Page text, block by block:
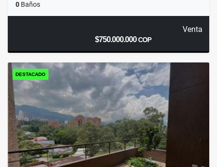
0 Baños
Venta
$750.000.000COP
DESTACADO